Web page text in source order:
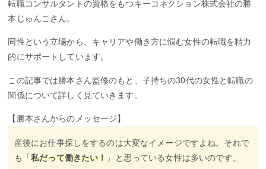
転職コンサルタントの資格をもつキーコネクション株式会社の勝
本じゅんこさん。
同性という立場から、キャリアや働き方に悩む女性の転職を精力
的にサポートしています。
この記事では勝本さん監修のもと、子持ちの30代の女性と転職の
関係について詳しく見ていきます。
【勝本さんからのメッセージ】
産後にお仕事探しをするのは大変なイメージですよね。それで
も「私だって働きたい！ 」と思っている女性は多いのです。